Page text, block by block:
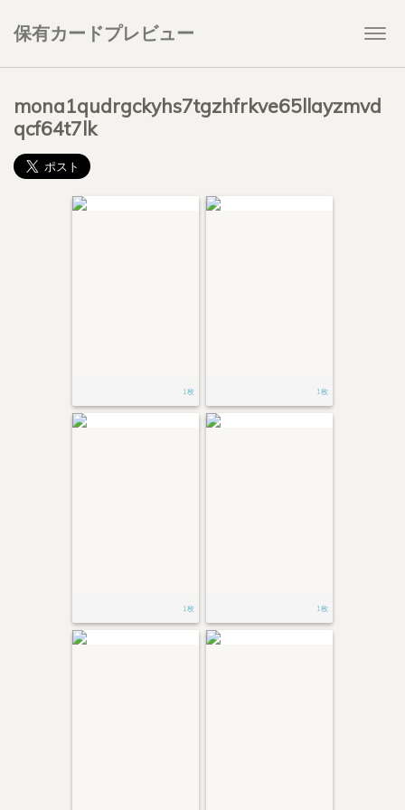
保有カードプレビュー
mona1qudrgckyhs7tgzhfrkve65llayzmvd
qcf64t7lk
1枚 1枚
1枚 1枚